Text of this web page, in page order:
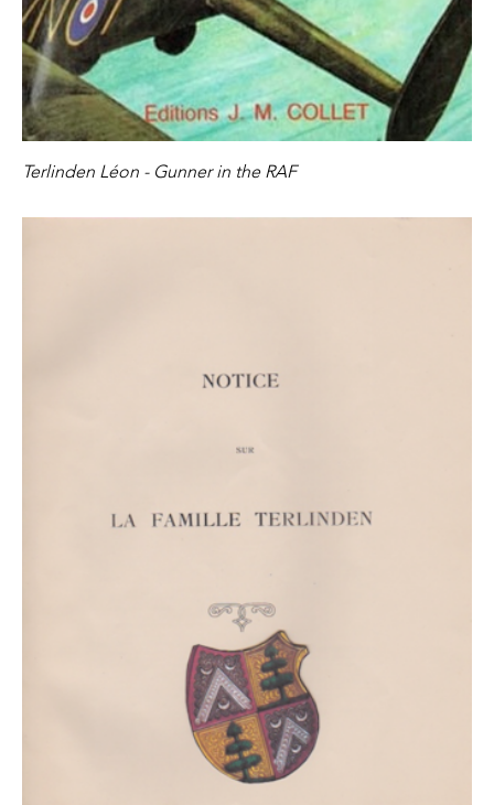
Terlinden Léon - Gunner in the RAF